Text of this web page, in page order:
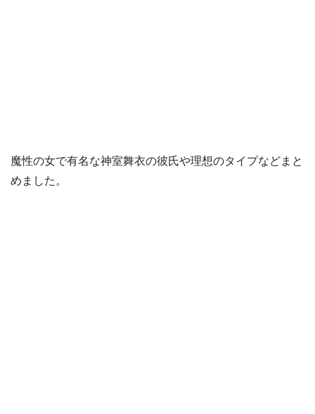
魔性の女で有名な神室舞衣の彼氏や理想のタイプなどまと
めました。